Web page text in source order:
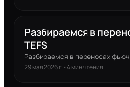
Разбираемся в
TEFS
Разбираемся в переносах
29 мая 2026 г.•4 мин чтения